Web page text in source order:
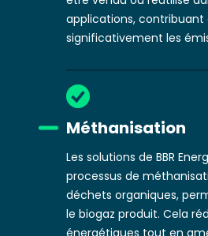
applications, contribuant
significativement les
Méthanisation
Les solutions de BBR
processus de
déchets organiques,
le biogaz produit. Cela